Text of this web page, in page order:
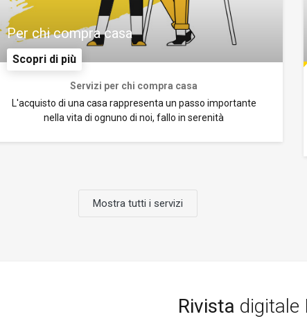
Scopri di più
Per chi compra casa
Servizi per chi compra casa
L'acquisto di una casa rappresenta un passo importante
nella vita di ognuno di noi, fallo in serenità
Mostra tutti i servizi
Rivista digitale